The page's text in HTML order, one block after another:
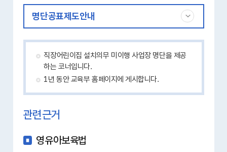
명단공표제도안내
직장어린이집 설치의무 미이행 사업장 명단을 제공
하는 코너입니다.
1년 동안 교육부 홈페이지에 게시합니다.
관련근거
영유아보육법